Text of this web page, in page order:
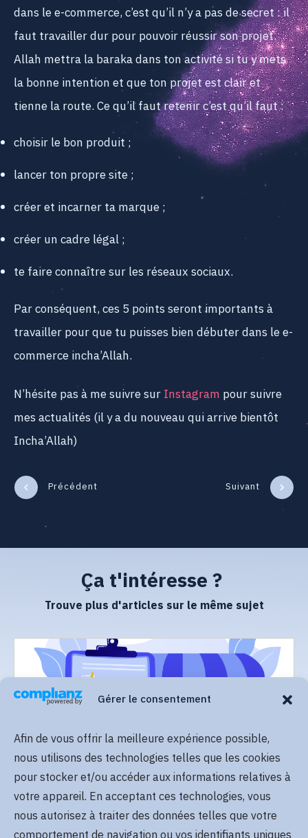
Gérer le consentement
Afin de vous offrir la meilleure expérience possible,
nous utilisons des technologies telles que les cookies
pour stocker et/ou accéder aux informations relatives à
votre appareil. En acceptant ces technologies, vous
nous autorisez à traiter des données telles que votre
dans le e-commerce, c’est qu’il n’y a pas de secret : il
faut travailler dur pour pouvoir réussir son projet.
Allah mettra la baraka dans ton activité si tu y mets
la bonne intention et que ton projet est clair et
tienne la route. Ce qu’il faut retenir c’est qu’il faut :
choisir le bon produit ;
lancer ton propre site ;
créer et incarner ta marque ;
créer un cadre légal ;
te faire connaître sur les réseaux sociaux.
Par conséquent, ces 5 points seront importants à
travailler pour que tu puisses bien débuter dans le e-
commerce incha’Allah.
N’hésite pas à me suivre surInstagram pour suivre
mes actualités (il y a du nouveau qui arrive bientôt
Incha’Allah)
Précédent Suivant
Ça t'intéresse ?
Trouve plus d'articles sur le même sujet
Lire plus